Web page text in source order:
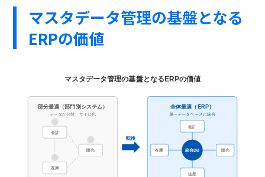
マスタデータ管理の基盤となる
ERPの価値
マスタデータ管理の基盤となるERPの価値
部分最適（部門別システム）
データが分散・サイロ化
会計
販売
在庫
転換
全体最適（ERP）
単一データベースに統合
統合DB
会計
販売
在庫
生産